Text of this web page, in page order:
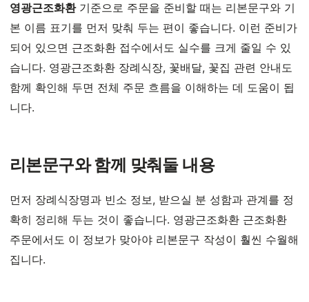
영광근조화환기준으로 주문을 준비할 때는 리본문구와 기
본 이름 표기를 먼저 맞춰 두는 편이 좋습니다. 이런 준비가
되어 있으면 근조화환 접수에서도 실수를 크게 줄일 수 있
습니다. 영광근조화환 장례식장, 꽃배달, 꽃집 관련 안내도
함께 확인해 두면 전체 주문 흐름을 이해하는 데 도움이 됩
니다.
리본문구와 함께 맞춰둘 내용
먼저 장례식장명과 빈소 정보, 받으실 분 성함과 관계를 정
확히 정리해 두는 것이 좋습니다. 영광근조화환 근조화환
주문에서도 이 정보가 맞아야 리본문구 작성이 훨씬 수월해
집니다.